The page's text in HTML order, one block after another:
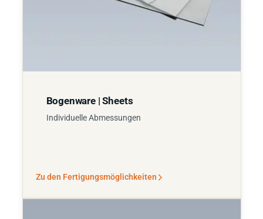
Bogenware | Sheets
Individuelle Abmessungen
Zu den Fertigungsmöglichkeiten